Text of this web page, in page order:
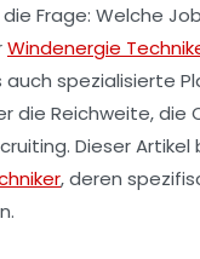
Frage: Welche
Windenergie
auch spezialisierte
die Reichweite, die
Dieser
, deren